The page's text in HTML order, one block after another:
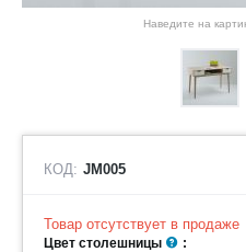
Наведите на
КОД: JM005
Товар отсутствует в продаже
Цвет столешницы :